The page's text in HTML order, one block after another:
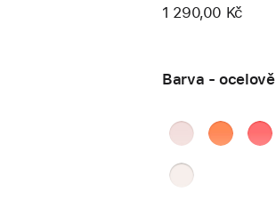
1 290,00 Kč
Barva -
jemně
světle